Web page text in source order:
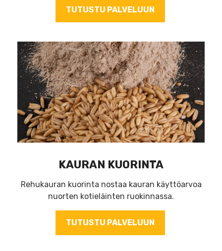
TUTUSTU PALVELUUN
KAURAN KUORINTA
Rehukauran kuorinta nostaa kauran käyttöarvoa
nuorten kotieläinten ruokinnassa.
TUTUSTU PALVELUUN